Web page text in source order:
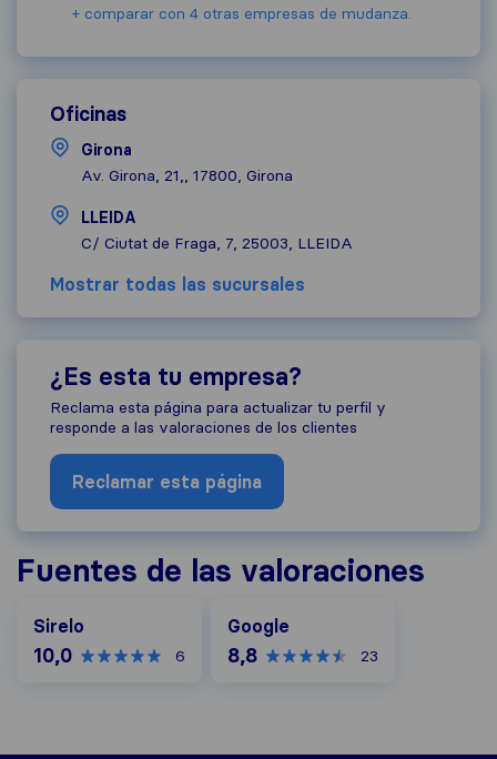
+ comparar con 4 otras empresas de mudanza.
Oficinas
Girona
Av. Girona, 21,, 17800, Girona
LLEIDA
C/ Ciutat de Fraga, 7, 25003, LLEIDA
Mostrar todas las sucursales
¿Es esta tu empresa?
Reclama esta página para actualizar tu perfil y
responde a las valoraciones de los clientes
Reclamar esta página
Fuentes de las valoraciones
Sirelo
10,0 6
Google
8,8 23